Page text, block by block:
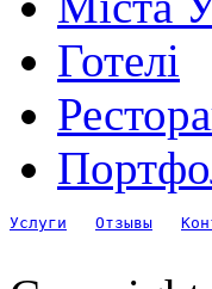
Готелі
Услуги Отзывы